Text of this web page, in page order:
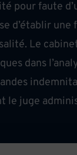
pour faute
d’établir une
Le
dans
le juge